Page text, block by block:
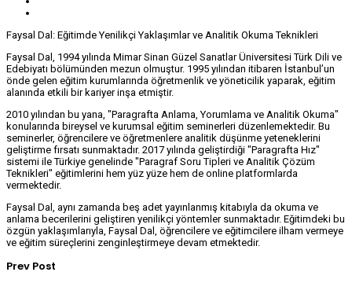
Faysal Dal: Eğitimde Yenilikçi Yaklaşımlar ve Analitik Okuma Teknikleri
Faysal Dal, 1994 yılında Mimar Sinan Güzel Sanatlar Üniversitesi Türk Dili ve
Edebiyatı bölümünden mezun olmuştur. 1995 yılından itibaren İstanbul’un
önde gelen eğitim kurumlarında öğretmenlik ve yöneticilik yaparak, eğitim
alanında etkili bir kariyer inşa etmiştir.
2010 yılından bu yana, "Paragrafta Anlama, Yorumlama ve Analitik Okuma"
konularında bireysel ve kurumsal eğitim seminerleri düzenlemektedir. Bu
seminerler, öğrencilere ve öğretmenlere analitik düşünme yeteneklerini
geliştirme fırsatı sunmaktadır. 2017 yılında geliştirdiği "Paragrafta Hız"
sistemi ile Türkiye genelinde "Paragraf Soru Tipleri ve Analitik Çözüm
Teknikleri" eğitimlerini hem yüz yüze hem de online platformlarda
vermektedir.
Faysal Dal, aynı zamanda beş adet yayınlanmış kitabıyla da okuma ve
anlama becerilerini geliştiren yenilikçi yöntemler sunmaktadır. Eğitimdeki bu
özgün yaklaşımlarıyla, Faysal Dal, öğrencilere ve eğitimcilere ilham vermeye
ve eğitim süreçlerini zenginleştirmeye devam etmektedir.
Prev Post